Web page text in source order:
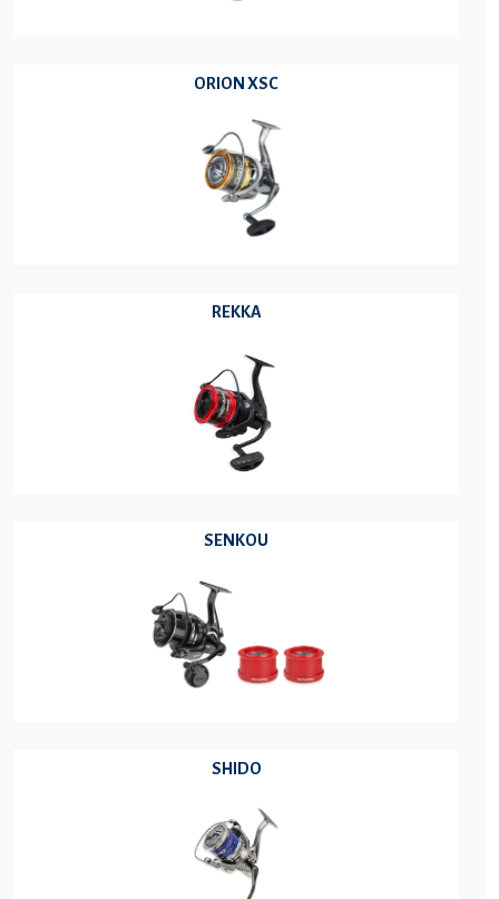
ORION XSC
REKKA
SENKOU
SHIDO